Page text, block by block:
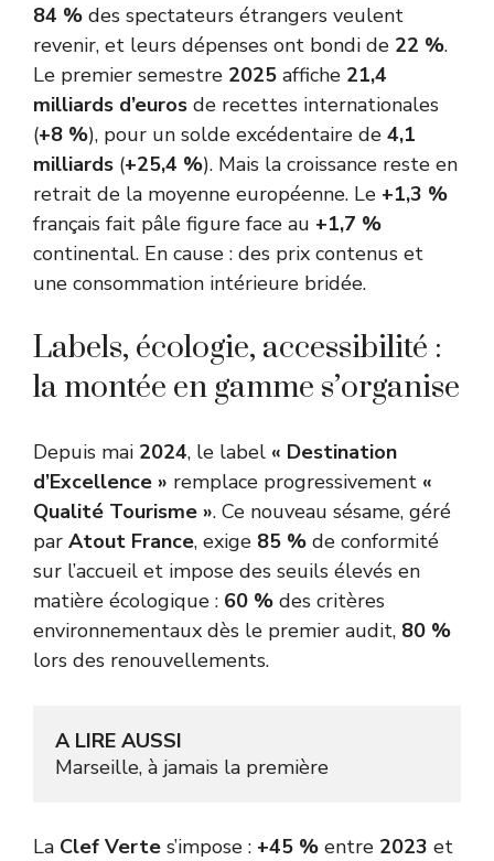
84 % des spectateurs étrangers veulent
revenir, et leurs dépenses ont bondi de 22 %.
Le premier semestre 2025 affiche 21,4
milliards d’euros de recettes internationales
(+8 %), pour un solde excédentaire de 4,1
milliards (+25,4 %). Mais la croissance reste en
retrait de la moyenne européenne. Le +1,3 %
français fait pâle figure face au +1,7 %
continental. En cause : des prix contenus et
une consommation intérieure bridée.
Labels, écologie, accessibilité :
la montée en gamme s’organise
Depuis mai 2024, le label « Destination
d’Excellence » remplace progressivement «
Qualité Tourisme ». Ce nouveau sésame, géré
par Atout France, exige 85 % de conformité
sur l’accueil et impose des seuils élevés en
matière écologique : 60 % des critères
environnementaux dès le premier audit, 80 %
lors des renouvellements.
A LIRE AUSSI
Marseille, à jamais la première
La Clef Verte s’impose : +45 % entre 2023 et